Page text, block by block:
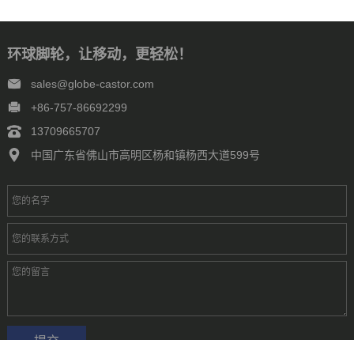
环球脚轮，让移动，更轻松！
sales@globe-castor.com
+86-757-86692299
13709665707
中国广东省佛山市高明区杨和镇杨西大道599号